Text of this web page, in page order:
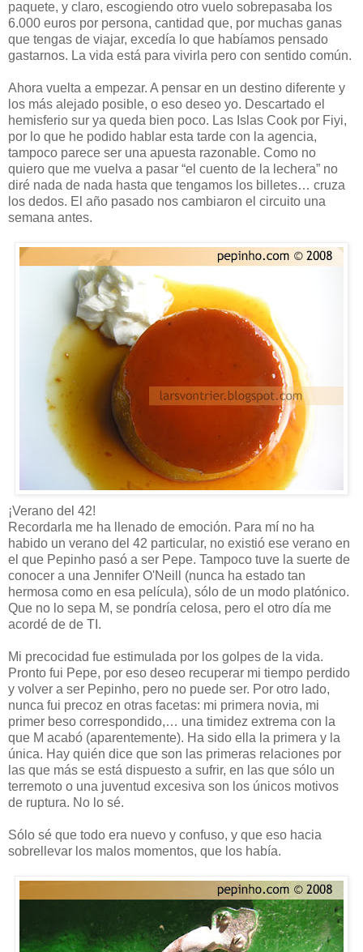
paquete, y claro, escogiendo otro vuelo sobrepasaba los
6.000 euros por persona, cantidad que, por muchas ganas
que tengas de viajar, excedía lo que habíamos pensado
gastarnos. La vida está para vivirla pero con sentido común.
Ahora vuelta a empezar. A pensar en un destino diferente y
los más alejado posible, o eso deseo yo. Descartado el
hemisferio sur ya queda bien poco. Las Islas Cook por Fiyi,
por lo que he podido hablar esta tarde con la agencia,
tampoco parece ser una apuesta razonable. Como no
quiero que me vuelva a pasar “el cuento de la lechera” no
diré nada de nada hasta que tengamos los billetes… cruza
los dedos. El año pasado nos cambiaron el circuito una
semana antes.
¡Verano del 42!
Recordarla me ha llenado de emoción. Para mí no ha
habido un verano del 42 particular, no existió ese verano en
el que Pepinho pasó a ser Pepe. Tampoco tuve la suerte de
conocer a una Jennifer O'Neill (nunca ha estado tan
hermosa como en esa película), sólo de un modo platónico.
Que no lo sepa M, se pondría celosa, pero el otro día me
acordé de de TI.
Mi precocidad fue estimulada por los golpes de la vida.
Pronto fui Pepe, por eso deseo recuperar mi tiempo perdido
y volver a ser Pepinho, pero no puede ser. Por otro lado,
nunca fui precoz en otras facetas: mi primera novia, mi
primer beso correspondido,… una timidez extrema con la
que M acabó (aparentemente). Ha sido ella la primera y la
única. Hay quién dice que son las primeras relaciones por
las que más se está dispuesto a sufrir, en las que sólo un
terremoto o una juventud excesiva son los únicos motivos
de ruptura. No lo sé.
Sólo sé que todo era nuevo y confuso, y que eso hacia
sobrellevar los malos momentos, que los había.